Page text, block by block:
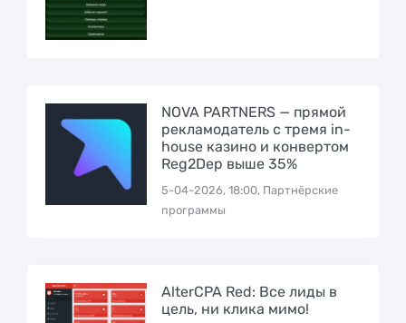
NOVA PARTNERS — прямой
рекламодатель с тремя in-
house казино и конвертом
Reg2Dep выше 35%
5-04-2026, 18:00, Партнёрские
программы
AlterCPA Red: Все лиды в
цель, ни клика мимо!